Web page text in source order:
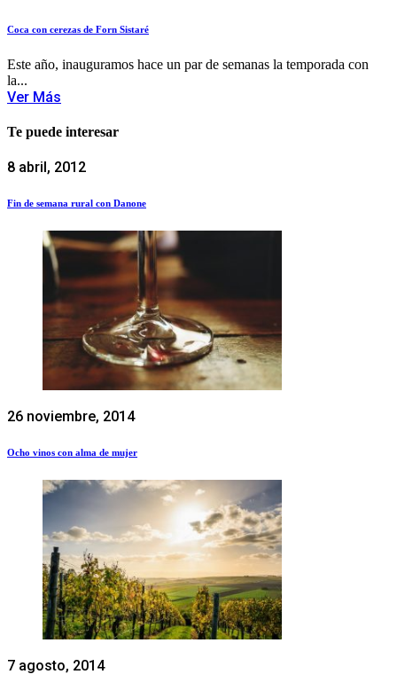
Coca con cerezas de Forn Sistaré
Este año, inauguramos hace un par de semanas la temporada con
la...
Ver Más
Te puede interesar
8 abril, 2012
Fin de semana rural con Danone
26 noviembre, 2014
Ocho vinos con alma de mujer
7 agosto, 2014